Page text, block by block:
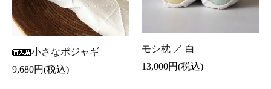
小さなポジャギ
9,680円(税込)
モシ枕 ／ 白
13,000円(税込)